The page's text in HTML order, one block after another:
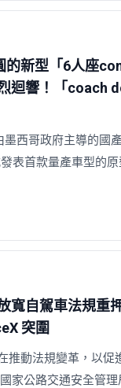
的新型「6人座
迴響！「coach
墨西哥政府主導的國
發表首款量產車型的
寬自駕車法規重
突圍
推動法規變革，以促
家公路交通安全管理